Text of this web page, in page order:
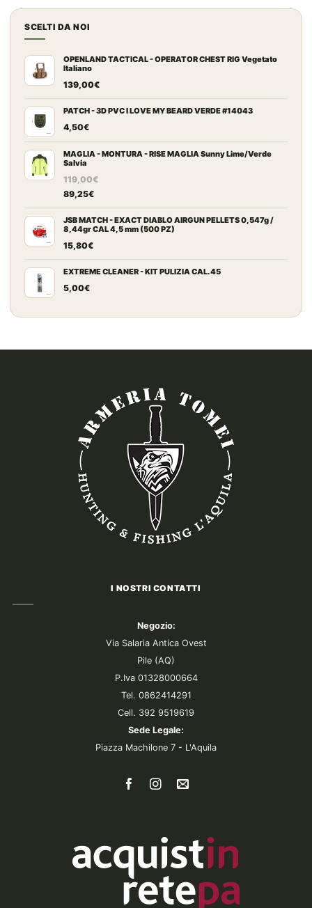
SCELTI DA NOI
OPENLAND TACTICAL - OPERATOR CHEST RIG Vegetato
Italiano
139,00€
PATCH - 3D PVC I LOVE MY BEARD VERDE #14043
4,50€
MAGLIA - MONTURA - RISE MAGLIA Sunny Lime/Verde
Salvia
119,00€
89,25€
JSB MATCH - EXACT DIABLO AIRGUN PELLETS 0,547g /
8,44gr CAL 4,5 mm (500 PZ)
15,80€
EXTREME CLEANER - KIT PULIZIA CAL. 45
5,00€
I NOSTRI CONTATTI
Negozio:
Via Salaria Antica Ovest
Pile (AQ)
P.Iva 01328000664
Tel. 0862414291
Cell. 392 9519619
Sede Legale:
Piazza Machilone 7 - L'Aquila